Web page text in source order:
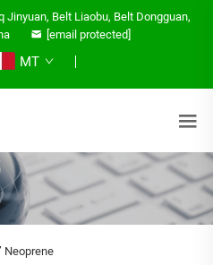
Jinyuan, Belt Liaobu, Belt Dongguan,
[email protected]
MT
Neoprene